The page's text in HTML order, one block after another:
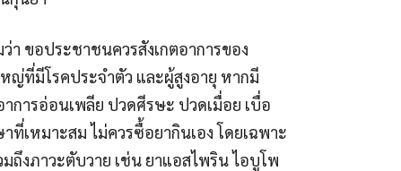
า ขอประชาชนควรสังเกตอาการของ
ญ่ที่มีโรคประจำตัว และผู้สูงอายุ หากมี
การอ่อนเพลีย ปวดศีรษะ ปวดเมื่อย เบื่อ
เหมาะสม ไม่ควรซื้อยากินเอง โดยเฉพาะ
ถึงภาวะตับวาย เช่น ยาแอสไพริน ไอบูโพ